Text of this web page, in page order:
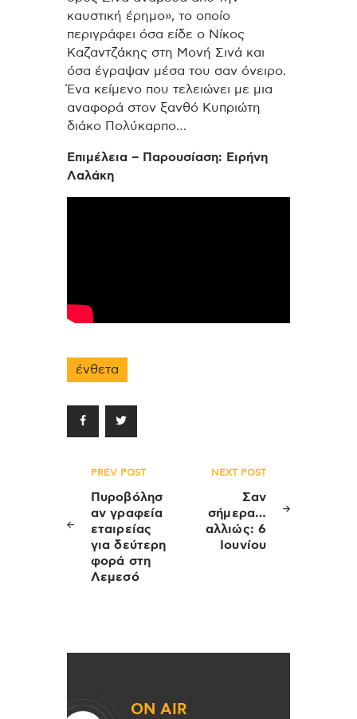
καυστική έρημο», το οποίο
περιγράφει όσα είδε ο Νίκος
Καζαντζάκης στη Μονή Σινά και
όσα έγραψαν μέσα του σαν όνειρο.
Ένα κείμενο που τελειώνει με μια
αναφορά στον ξανθό Κυπριώτη
διάκο Πολύκαρπο…
Επιμέλεια – Παρουσίαση: Ειρήνη
Λαλάκη
ένθετα
Πλοήγηση
άρθρων
PREV POST
Πυροβόλησ
αν γραφεία
εταιρείας
για δεύτερη
φορά στη
Λεμεσό
NEXT POST
Σαν
σήμερα…
αλλιώς: 6
Ιουνίου
ON AIR